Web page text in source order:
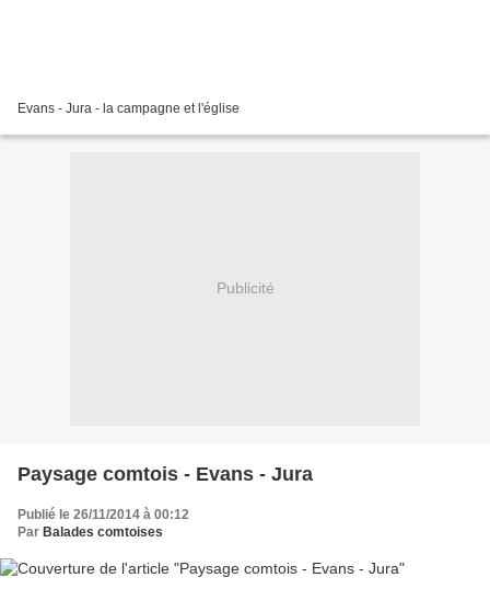
Evans - Jura - la campagne et l'église
Publicité
Paysage comtois - Evans - Jura
Publié le 26/11/2014 à 00:12
Par Balades comtoises